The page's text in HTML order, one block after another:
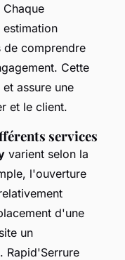
de comprendre
Cette
assure une
et le client.
services
varient selon la
l'ouverture
d'une
un
Rapid'Serrure